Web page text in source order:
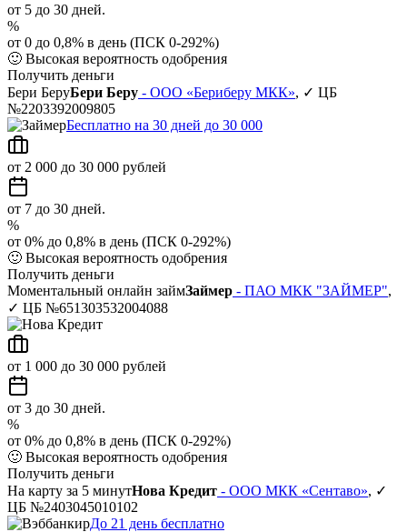
от 5 до 30 дней.
%
от 0 до 0,8% в день (ПСК 0-292%)
🙂 Высокая вероятность одобрения
Получить деньги
Бери БеруБери Беру - ООО «Бериберу МКК», ✓ ЦБ
№2203392009805
Бесплатно на 30 дней до 30 000
от 2 000 до 30 000 рублей
от 7 до 30 дней.
%
от 0% до 0,8% в день (ПСК 0-292%)
🙂 Высокая вероятность одобрения
Получить деньги
Моментальный онлайн займЗаймер - ПАО МКК "ЗАЙМЕР",
✓ ЦБ №651303532004088
от 1 000 до 30 000 рублей
от 3 до 30 дней.
%
от 0% до 0,8% в день (ПСК 0-292%)
🙂 Высокая вероятность одобрения
Получить деньги
На карту за 5 минутНова Кредит - ООО МКК «Сентаво», ✓
ЦБ №2403045010102
До 21 день бесплатно